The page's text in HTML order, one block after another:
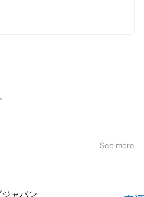
日がちょっとだけ豊かになるよ
See more
ャパン